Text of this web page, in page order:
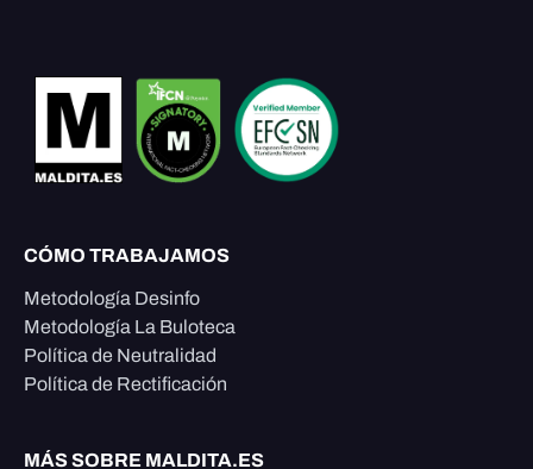
CÓMO TRABAJAMOS
Metodología Desinfo
Metodología La Buloteca
Política de Neutralidad
Política de Rectificación
MÁS SOBRE MALDITA.ES